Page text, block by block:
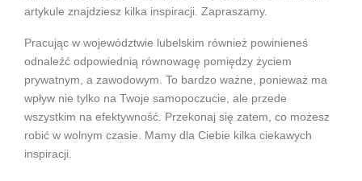
artykule znajdziesz kilka inspiracji. Zapraszamy.
Pracując w województwie lubelskim również powinieneś
odnaleźć odpowiednią równowagę pomiędzy życiem
prywatnym, a zawodowym. To bardzo ważne, ponieważ ma
wpływ nie tylko na Twoje samopoczucie, ale przede
wszystkim na efektywność. Przekonaj się zatem, co możesz
robić w wolnym czasie. Mamy dla Ciebie kilka ciekawych
inspiracji.